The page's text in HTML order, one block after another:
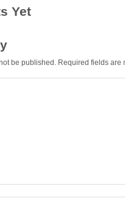
Yet
be published. Required fields are